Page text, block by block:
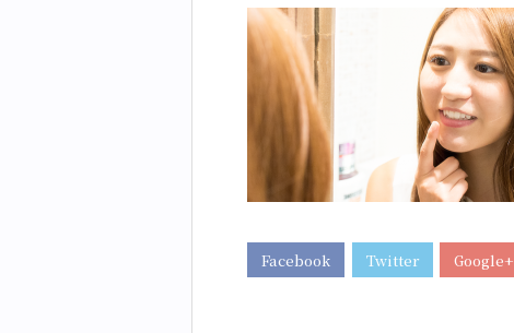
Facebook Twitter Google+